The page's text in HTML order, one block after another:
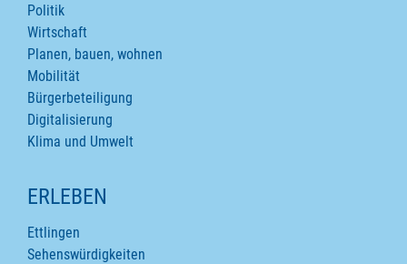
Politik
Wirtschaft
Planen, bauen, wohnen
Mobilität
Bürgerbeteiligung
Digitalisierung
Klima und Umwelt
ERLEBEN
Ettlingen
Sehenswürdigkeiten